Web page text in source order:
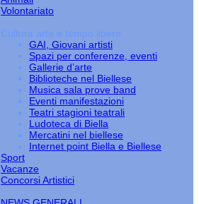
Volontariato
Cultura arte e tempo libero
GAI, Giovani artisti
Spazi per conferenze, eventi
Gallerie d’arte
Biblioteche nel Biellese
Musica sala prove band
Eventi manifestazioni
Teatri stagioni teatrali
Ludoteca di Biella
Mercatini nel biellese
Internet point Biella e Biellese
Sport
Vacanze
Concorsi Artistici